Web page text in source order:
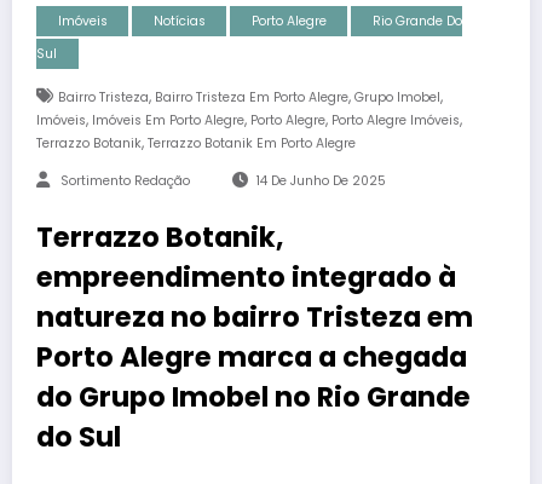
Imóveis Notícias Porto Alegre
Rio Grande Do
Sul
Bairro Tristeza, Bairro Tristeza Em Porto Alegre, Grupo Imobel,
Imóveis, Imóveis Em Porto Alegre, Porto Alegre, Porto Alegre Imóveis,
Terrazzo Botanik, Terrazzo Botanik Em Porto Alegre
Sortimento Redação 14 De Junho De 2025
Terrazzo Botanik,
empreendimento integrado à
natureza no bairro Tristeza em
Porto Alegre marca a chegada
do Grupo Imobel no Rio Grande
do Sul